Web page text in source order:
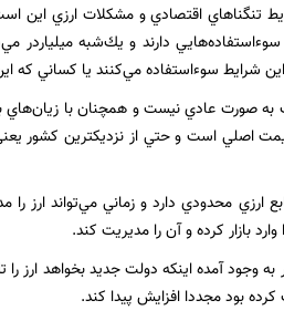
تنگناهاي اقتصادي و مشكلات ارزي اين
دارند و يك‌شبه ميلياردر
شرايط سوءاستفاده مي‌كنند يا كساني كه
صورت عادي نيست و همچنان با زيان‌هاي
گفته آقاي قاليباف 30 درصد زير قيمت اصلي است و حتي از
محدودي دارد و زماني مي‌تواند ارز را
بازار كرده و آن را مديريت كند.
به وجود آمده اينكه دولت جديد بخواهد
بود مجددا افزايش پيدا كند.